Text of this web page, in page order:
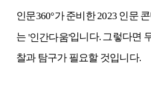
인문360°가 준비한 2023 인문
는 '인간다움'입니다. 그렇다면
찰과 탐구가 필요할 것입니다.